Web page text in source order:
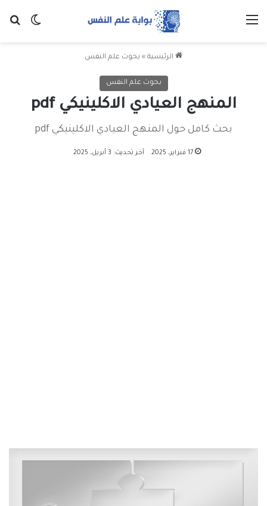
الرئيسية » بحوث علم النفس
بحوث علم النفس
المنهج العيادي الاكلينيكي pdf
بحث كامل حول المنهج العيادي الاكلينيكي pdf
17 فبراير، 2025 آخر تحديث: 3 أبريل، 2025